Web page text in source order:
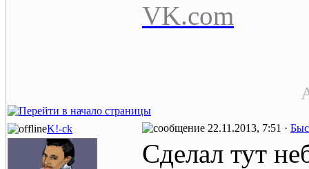
VK.com
K!-ck 22.11.2013, 7:51 ·
Сделал тут